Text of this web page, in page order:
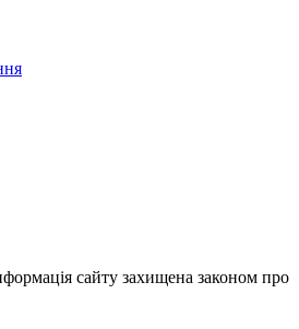
сайту захищена законом про